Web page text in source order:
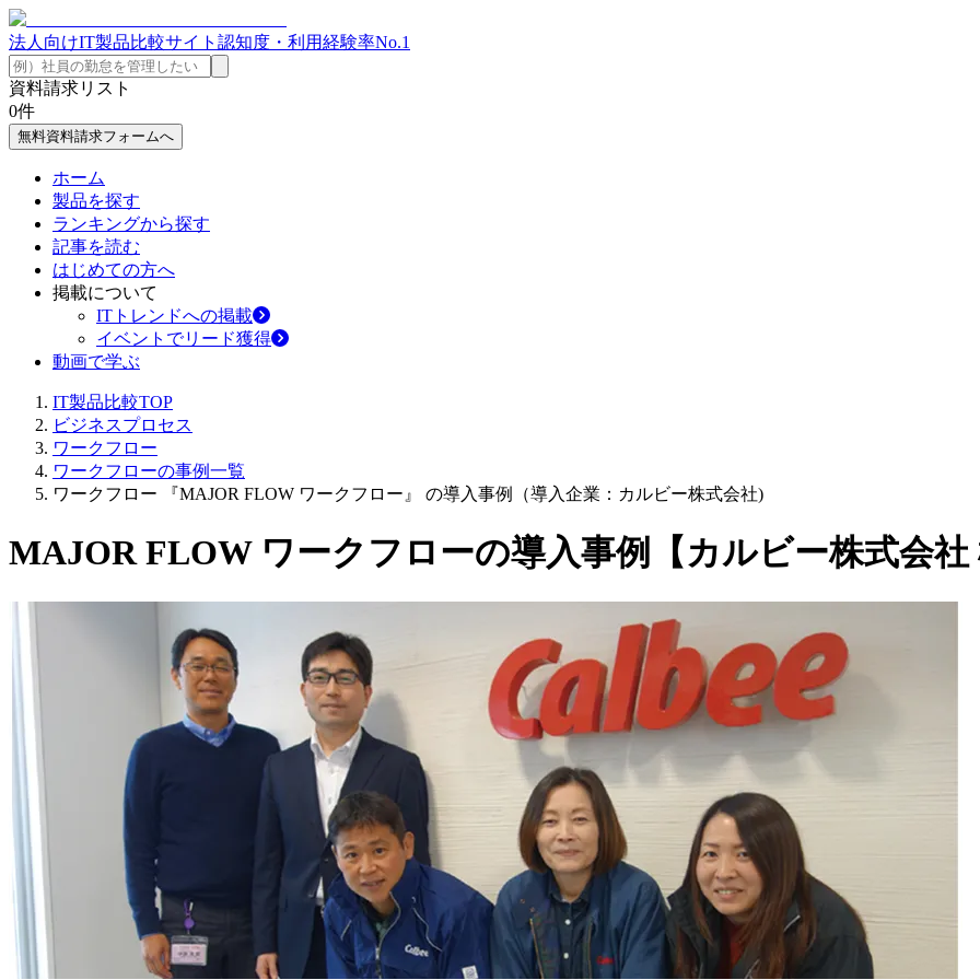
法人向けIT製品比較サイト 認知度・利用経験率No.1
資料請求リスト
0件
無料資料請求フォームへ
ホーム
製品を探す
ランキングから探す
記事を読む
はじめての方へ
掲載について
ITトレンドへの掲載
イベントでリード獲得
動画で学ぶ
IT製品比較TOP
ビジネスプロセス
ワークフロー
ワークフローの事例一覧
ワークフロー 『MAJOR FLOW ワークフロー』 の導入事例（導入企業：カルビー株式会社)
MAJOR FLOW ワークフローの導入事例【カルビー株式会社